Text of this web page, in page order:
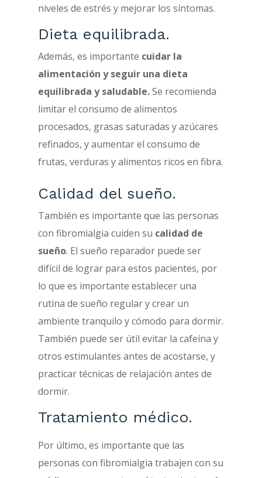
niveles de estrés y mejorar los síntomas.
Dieta equilibrada.
Además, es importante cuidar la
alimentación y seguir una dieta
equilibrada y saludable.Se recomienda
limitar el consumo de alimentos
procesados, grasas saturadas y azúcares
refinados, y aumentar el consumo de
frutas, verduras y alimentos ricos en fibra.
Calidad del sueño.
También es importante que las personas
con fibromialgia cuiden su calidad de
sueño. El sueño reparador puede ser
difícil de lograr para estos pacientes, por
lo que es importante establecer una
rutina de sueño regular y crear un
ambiente tranquilo y cómodo para dormir.
También puede ser útil evitar la cafeína y
otros estimulantes antes de acostarse, y
practicar técnicas de relajación antes de
dormir.
Tratamiento médico.
Por último, es importante que las
personas con fibromialgia trabajen con su